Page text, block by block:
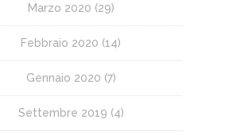
Marzo 2020 (29)
Febbraio 2020 (14)
Gennaio 2020 (7)
Settembre 2019 (4)